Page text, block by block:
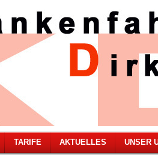
TARIFE AKTUELLES UNSER